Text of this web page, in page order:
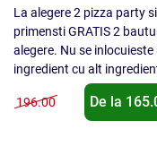
La alegere 2 pizza party si
primensti GRATIS 2
alegere. Nu se inlocuieste un
ingredient cu alt
196.00 De la